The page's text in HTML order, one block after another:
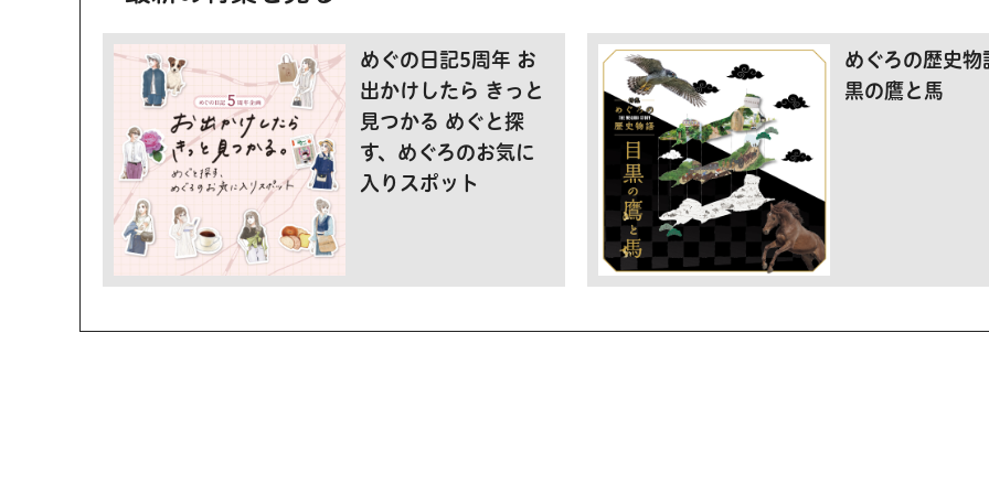
めぐの日記5周年 お
出かけしたら きっと
見つかる めぐと探
す、めぐろのお気に
入りスポット
めぐろの歴史物
黒の鷹と馬